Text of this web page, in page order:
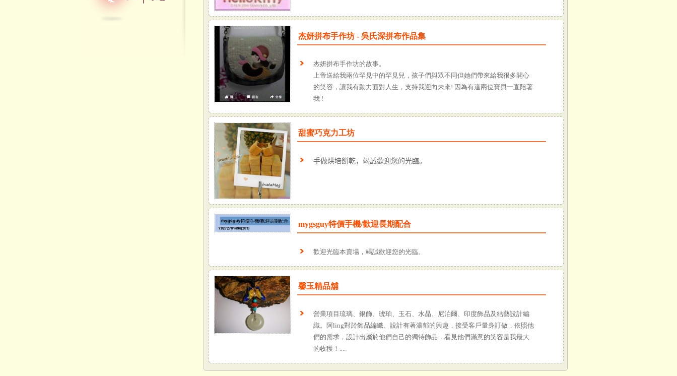
杰妍拼布手作坊 - 吳氏深拼布作品集
杰妍拼布手作坊的故事。
上帝送給我兩位罕見中的罕見兒，孩子們與眾不同但她們帶來給我很多開心
的笑容，讓我有動力面對人生，支持我迎向未來! 因為有這兩位寶貝一直陪著
我 !
甜蜜巧克力工坊
手做烘培餅乾，竭誠歡迎您的光臨。
mygsguy特價手機/歡迎長期配合
歡迎光臨本賣場，竭誠歡迎您的光臨。
馨玉精品舖
營業項目琉璃、銀飾、琥珀、玉石、水晶、尼泊爾、印度飾品及結藝設計編
織。阿ling對於飾品編織、設計有著濃郁的興趣，接受客戶量身訂做，依照他
們的需求，設計出屬於他們自己的獨特飾品，看見他們滿意的笑容是我最大
的收穫！....